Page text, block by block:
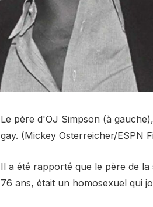
Le père d'OJ Simpson (à
gay. (Mickey Osterreicher/ESPN
Il a été rapporté que le père de
76 ans, était un homosexuel qui